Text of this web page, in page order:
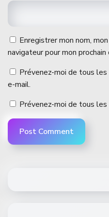
Enregistrer mon nom,
navigateur pour mon prochain
Prévenez-moi de tous
e-mail.
Prévenez-moi de tous